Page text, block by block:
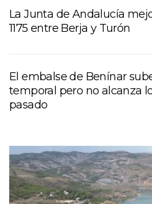
La Junta de Andalucía
1175 entre Berja y Turón
El embalse de Benínar
temporal pero no alcanza
pasado